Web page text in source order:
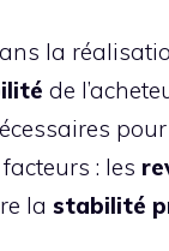
la
de
: les
la stabilité